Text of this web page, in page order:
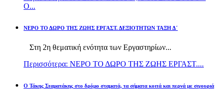
Ο...
ΝΕΡΟ ΤΟ ΔΩΡΟ ΤΗΣ ΖΩΗΣ ΕΡΓΑΣΤ. ΔΕΞΙΟΤΗΤΩΝ ΤΑΞΗ Δ΄
Στη 2η θεματική ενότητα των Εργαστηρίων...
Περισσότερα: ΝΕΡΟ ΤΟ ΔΩΡΟ ΤΗΣ ΖΩΗΣ ΕΡΓΑΣΤ....
Ο Τάκης Σταματάκης στο δρόμο σταματά, τα σήματα κοιτά και περνά με σιγουριά